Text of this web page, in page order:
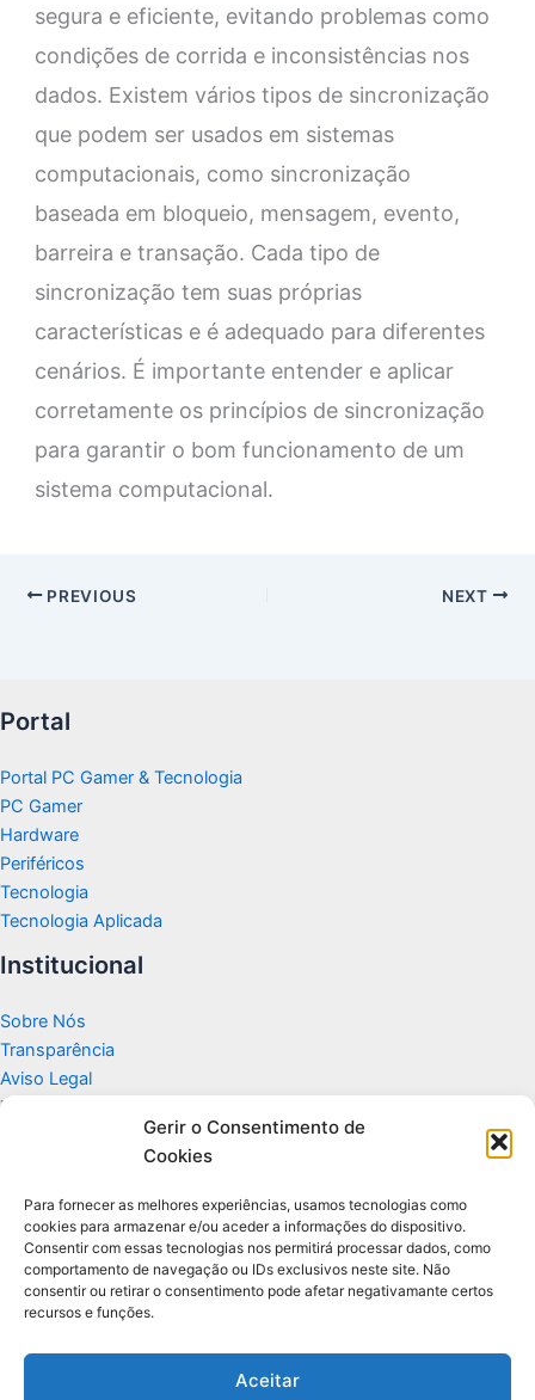
Gerir o Consentimento de
Cookies
Para fornecer as melhores experiências, usamos tecnologias como
cookies para armazenar e/ou aceder a informações do dispositivo.
Consentir com essas tecnologias nos permitirá processar dados, como
comportamento de navegação ou IDs exclusivos neste site. Não
consentir ou retirar o consentimento pode afetar negativamante certos
recursos e funções.
Aceitar
segura e eficiente, evitando problemas como
condições de corrida e inconsistências nos
dados. Existem vários tipos de sincronização
que podem ser usados em sistemas
computacionais, como sincronização
baseada em bloqueio, mensagem, evento,
barreira e transação. Cada tipo de
sincronização tem suas próprias
características e é adequado para diferentes
cenários. É importante entender e aplicar
corretamente os princípios de sincronização
para garantir o bom funcionamento de um
sistema computacional.
PREVIOUS NEXT
Portal
Portal PC Gamer & Tecnologia
PC Gamer
Hardware
Periféricos
Tecnologia
Tecnologia Aplicada
Institucional
Sobre Nós
Transparência
Aviso Legal
Termos de Uso
Politicas de Privacidade e Cookies
Apoio
Glossário de Tecnologia
Portal editorial independente sobre tecnologia, PC Gamer e guias